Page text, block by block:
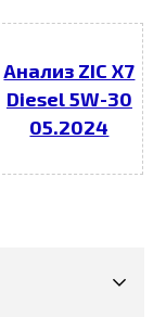
Анализ ZIC X7
Diesel 5W-30
05.2024